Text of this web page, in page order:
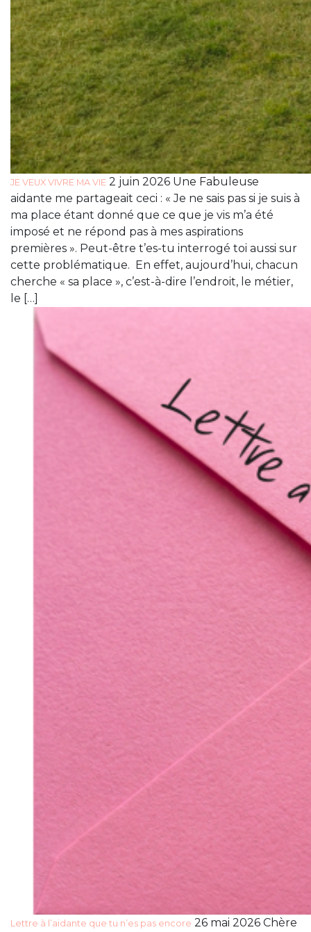
JE VEUX VIVRE MA VIE 2 juin 2026 Une Fabuleuse
aidante me partageait ceci : « Je ne sais pas si je suis à
ma place étant donné que ce que je vis m’a été
imposé et ne répond pas à mes aspirations
premières ». Peut-être t’es-tu interrogé toi aussi sur
cette problématique. En effet, aujourd’hui, chacun
cherche « sa place », c’est-à-dire l’endroit, le métier,
le […]
Lettre à l’aidante que tu n’es pas encore 26 mai 2026 Chère